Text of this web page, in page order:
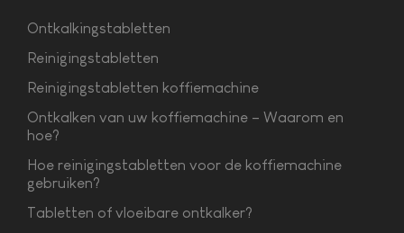
Ontkalkingstabletten
Reinigingstabletten
Reinigingstabletten koffiemachine
Ontkalken van uw koffiemachine – Waarom en
hoe?
Hoe reinigingstabletten voor de koffiemachine
gebruiken?
Tabletten of vloeibare ontkalker?